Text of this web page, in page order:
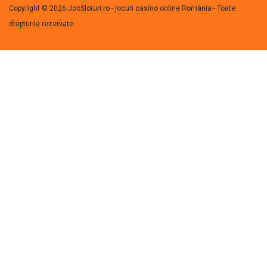
Copyright © 2026 JocSloturi.ro - jocuri casino online România - Toate
drepturile rezervate